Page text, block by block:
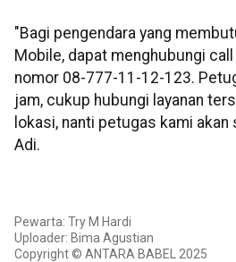
"Bagi pengendara yang
Mobile, dapat menghubungi
nomor 08-777-11-12-123.
jam, cukup hubungi layanan
lokasi, nanti petugas kami
Adi.
Pewarta: Try M Hardi
Uploader: Bima Agustian
Copyright © ANTARA BABEL 2025